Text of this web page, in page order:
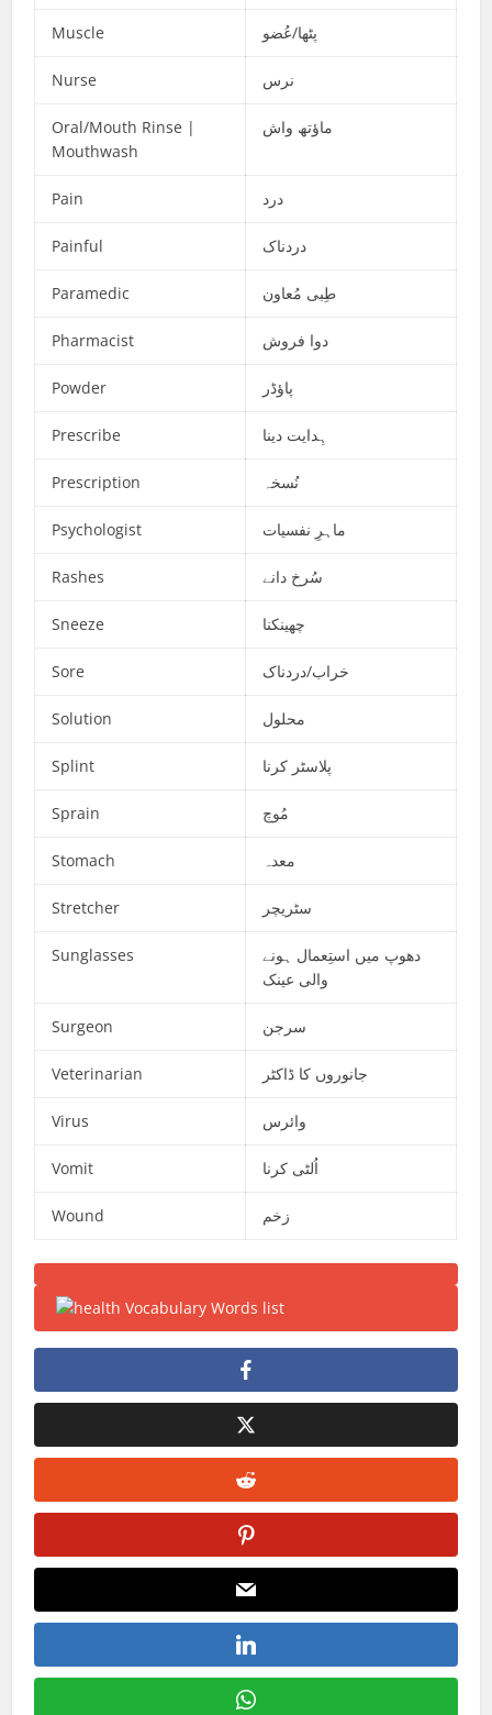
Muscle پٹھا/عُضو
Nurse نرس
Oral/Mouth Rinse |
Mouthwash
ماؤتھ واش
Pain درد
Painful دردناک
Paramedic طِبی مُعاون
Pharmacist دوا فروش
Powder پاؤڈر
Prescribe ہِدایت دینا
Prescription نُسخہ
Psychologist ماہرِ نفسیات
Rashes سُرخ دانے
Sneeze چھینکنا
Sore خراب/دردناک
Solution محلول
Splint پلاسٹر کرنا
Sprain مُوچ
Stomach معدہ
Stretcher سٹریچر
Sunglasses
دھوپ میں استِعمال ہونے
والی عینک
Surgeon سرجن
Veterinarian جانوروں کا ڈاکٹر
Virus وائرس
Vomit اُلٹی کرنا
Wound زخم